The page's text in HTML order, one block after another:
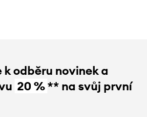
k odběru novinek a
20 %** na svůj první